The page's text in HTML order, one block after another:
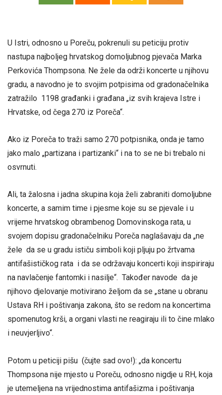
U Istri, odnosno u Poreču, pokrenuli su peticiju protiv
nastupa najboljeg hrvatskog domoljubnog pjevača Marka
Perkovića Thompsona. Ne žele da održi koncerte u njihovu
gradu, a navodno je to svojim potpisima od gradonačelnika
zatražilo 1198 građanki i građana „iz svih krajeva Istre i
Hrvatske, od čega 270 iz Poreča“.
Ako iz Poreča to traži samo 270 potpisnika, onda je tamo
jako malo „partizana i partizanki“ i na to se ne bi trebalo ni
osvrnuti.
Ali, ta žalosna i jadna skupina koja želi zabraniti domoljubne
koncerte, a samim time i pjesme koje su se pjevale i u
vrijeme hrvatskog obrambenog Domovinskoga rata, u
svojem dopisu gradonačelniku Poreča naglašavaju da „ne
žele da se u gradu ističu simboli koji pljuju po žrtvama
antifašističkog rata i da se održavaju koncerti koji inspiriraju
na navlačenje fantomki i nasilje“. Također navode da je
njihovo djelovanje motivirano željom da se „stane u obranu
Ustava RH i poštivanja zakona, što se redom na koncertima
spomenutog krši, a organi vlasti ne reagiraju ili to čine mlako
i neuvjerljivo“.
Potom u peticiji pišu (čujte sad ovo!): „da koncertu
Thompsona nije mjesto u Poreču, odnosno nigdje u RH, koja
je utemeljena na vrijednostima antifašizma i poštivanja